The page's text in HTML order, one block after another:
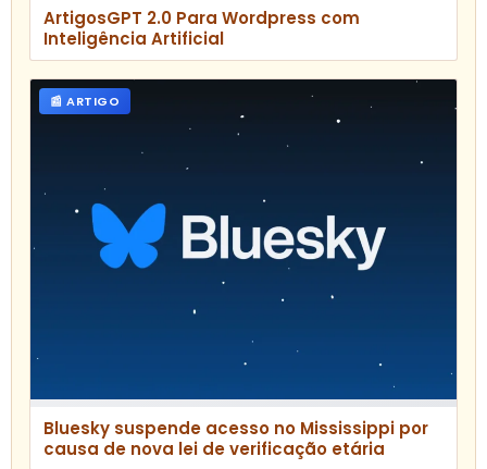
ArtigosGPT 2.0 Para Wordpress com
Inteligência Artificial
📰 ARTIGO
Bluesky suspende acesso no Mississippi por
causa de nova lei de verificação etária